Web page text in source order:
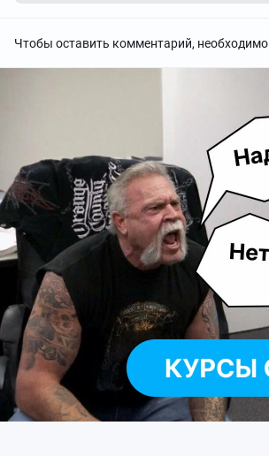
Чтобы оставить комментарий, необходимо